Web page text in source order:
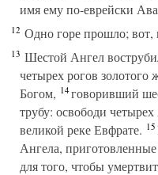
имя ему по-еврейски
12 Одно горе прошло; вот,
13 Шестой Ангел
четырех рогов золотого
Богом, 14говоривший
трубу: освободи
великой реке Евфрате. 15
Ангела,
для того, чтобы